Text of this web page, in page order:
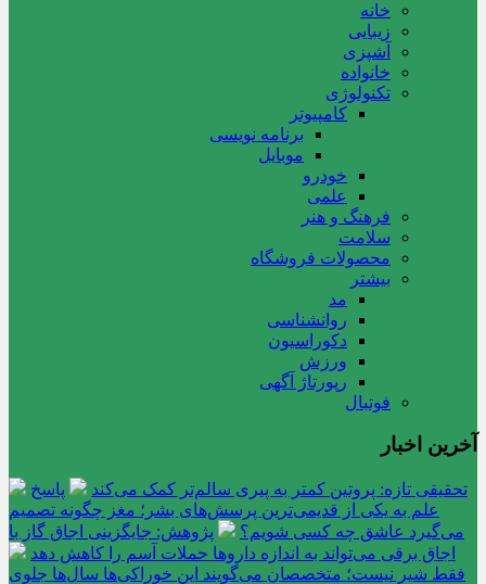
خانه
زیبایی
آشپزی
خانواده
تکنولوژی
کامپیوتر
برنامه نویسی
موبایل
خودرو
علمی
فرهنگ و هنر
سلامت
محصولات فروشگاه
بیشتر
مد
روانشناسی
دکوراسیون
ورزش
رپورتاژ آگهی
فوتبال
آخرین اخبار
تحقیقی تازه: پروتین کمتر به پیری سالم‌تر کمک می‌کند
پاسخ
علم به یکی از قدیمی‌ترین پرسش‌های بشر؛ مغز چگونه تصمیم
می‌گیرد عاشق چه کسی شویم؟
پژوهش: جایگزینی اجاق گاز با
اجاق برقی می‌تواند به اندازه داروها حملات آسم را کاهش دهد
فقط شیر نیست؛ متخصصان می‌گویند این خوراکی‌ها سال‌ها جلوی